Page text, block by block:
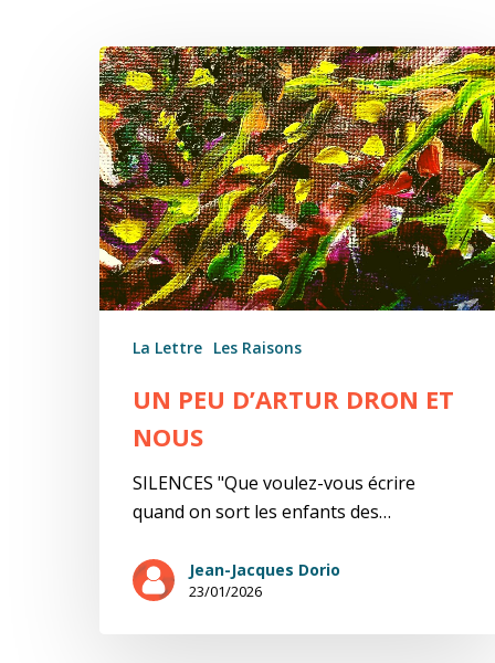
Un
peu
d’Artur
Dron
et
nous
La Lettre Les Raisons
UN PEU D’ARTUR DRON ET
NOUS
SILENCES "Que voulez-vous écrire
quand on sort les enfants des…
Jean-Jacques Dorio
23/01/2026